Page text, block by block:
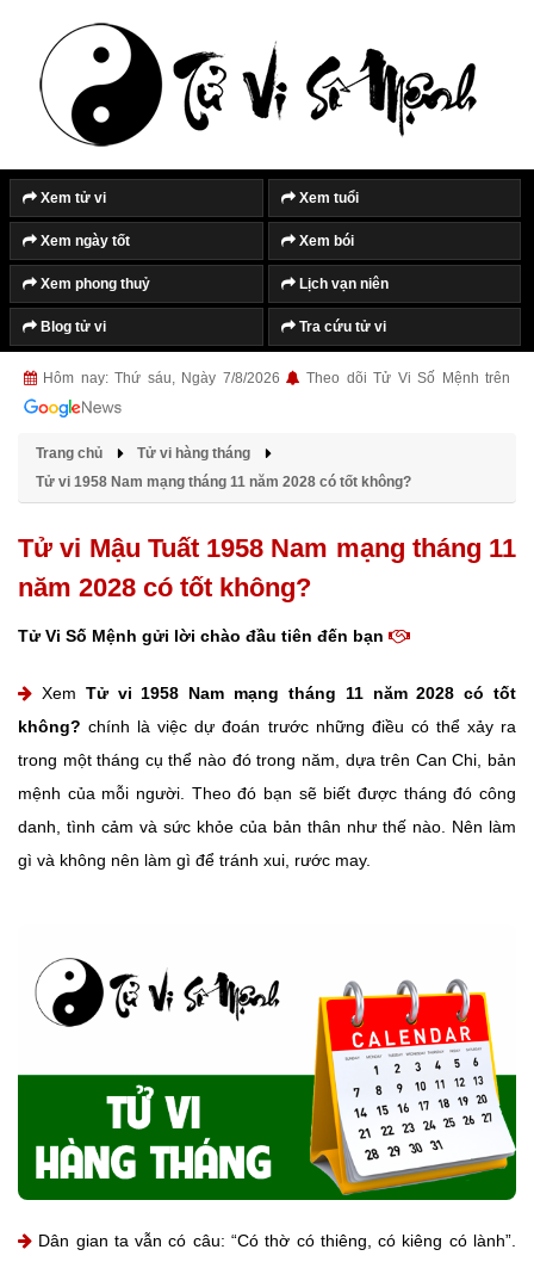
Xem tử vi Xem tuổi
Xem ngày tốt Xem bói
Xem phong thuỷ Lịch vạn niên
Blog tử vi Tra cứu tử vi
Hôm nay: Thứ sáu, Ngày 7/8/2026 Theo dõi Tử Vi Số Mệnh trên
Trang chủ
Tử vi hàng tháng
Tử vi 1958 Nam mạng tháng 11 năm 2028 có tốt không?
Tử vi Mậu Tuất 1958 Nam mạng tháng 11
năm 2028 có tốt không?
Tử Vi Số Mệnh gửi lời chào đầu tiên đến bạn
Xem Tử vi 1958 Nam mạng tháng 11 năm 2028 có tốt
không? chính là việc dự đoán trước những điều có thể xảy ra
trong một tháng cụ thể nào đó trong năm, dựa trên Can Chi, bản
mệnh của mỗi người. Theo đó bạn sẽ biết được tháng đó công
danh, tình cảm và sức khỏe của bản thân như thế nào. Nên làm
gì và không nên làm gì để tránh xui, rước may.
Dân gian ta vẫn có câu: “Có thờ có thiêng, có kiêng có lành”.